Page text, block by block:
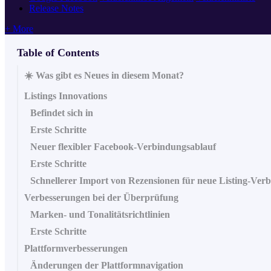
Release Notes
+ More
Table of Contents
☀️ Was gibt es Neues in diesem Monat?
Listings Innovations
Befindet sich in
Erste Schritte
Neuer flexibler Facebook-Verbindungsablauf
Erste Schritte
Schnellerer Import von Rezensionen für neue Listing-
Verbesserungen bei der Überprüfung
Marken- und Tonalitätsrichtlinien
Erste Schritte
Plattformverbesserungen
Änderungen der Plattformnavigation